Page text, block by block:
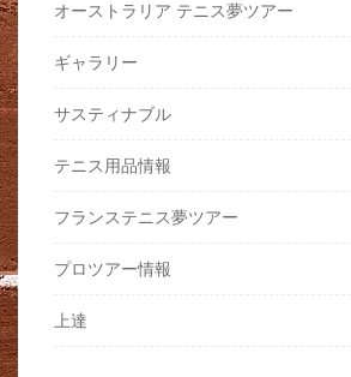
オーストラリア テニス夢ツアー
ギャラリー
サスティナブル
テニス用品情報
フランステニス夢ツアー
プロツアー情報
上達